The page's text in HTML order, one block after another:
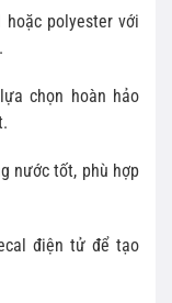
hoặc polyester với
chọn hoàn hảo
nước tốt, phù hợp
điện tử để tạo